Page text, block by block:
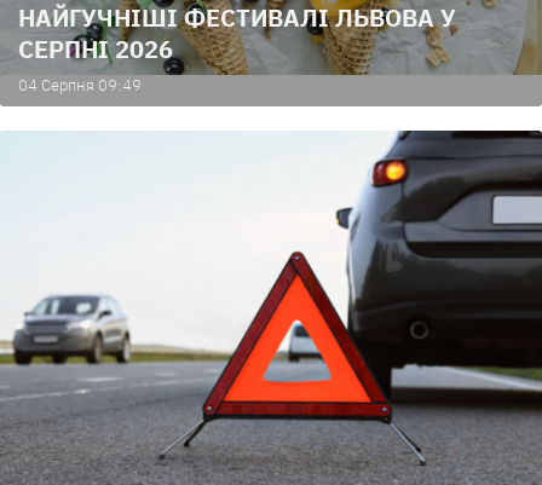
НАЙГУЧНІШІ ФЕСТИВАЛІ ЛЬВОВА У
СЕРПНІ 2026
04 Серпня 09:49